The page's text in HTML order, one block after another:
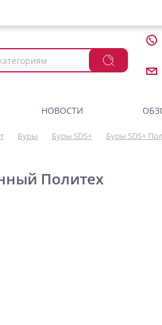
НОВОСТИ
Буры Буры SDS+
Буры SDS+
Политех